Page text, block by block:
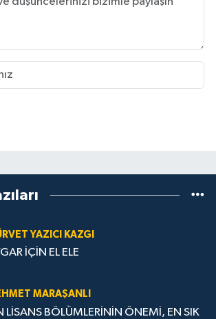
YAZICI KAZGI
İÇİN EL ELE
MARAŞANLI
LİSANS BÖLÜMLERİNİN ÖNEMİ, EN SIK